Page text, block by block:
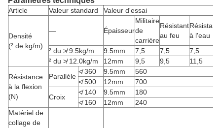
Article Valeur standard Valeur d'essai
Densité
(² de kg/m)
— Épaisseur
Militaire
de
carrière
Résistant
au feu
Résistant
à l'eau
² du ≯ 9.5kg/m
9.5mm 7,5 7,5
7,5
² du ≯ 12.0kg/m
12mm 9,5 9,5
11,5
Résistance
à la flexion
(N)
Parallèle
≮ 360 9.5mm
560
≮ 500
12mm
700
Croix
≮ 140 9.5mm
180
≮ 160
12mm
240
Matériel de
collage de